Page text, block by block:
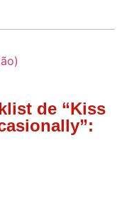
de “Kiss